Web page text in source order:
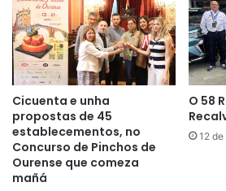
Cicuenta e unha
propostas de 45
establecementos, no
Concurso de Pinchos de
Ourense que comeza
mañá
O 58
12